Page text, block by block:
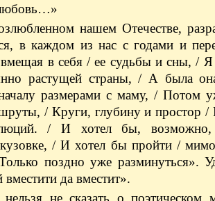
нашем Отечестве,
в каждом из нас с годами и
в себя / ее судьбы и сны, / Я
растущей страны, / А была
размерами с маму, / Потом
/ Круги, глубину и простор /
/ И хотел бы,
/ И хотел бы пройти /
поздно уже разминуться».
да вместит».
не сказать о поэтическом